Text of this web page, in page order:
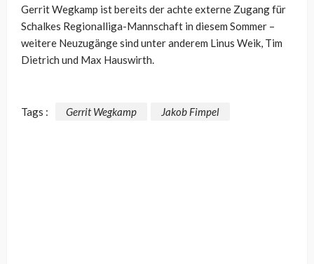
Gerrit Wegkamp ist bereits der achte externe Zugang für
Schalkes Regionalliga-Mannschaft in diesem Sommer –
weitere Neuzugänge sind unter anderem Linus Weik, Tim
Dietrich und Max Hauswirth.
Tags : Gerrit Wegkamp Jakob Fimpel